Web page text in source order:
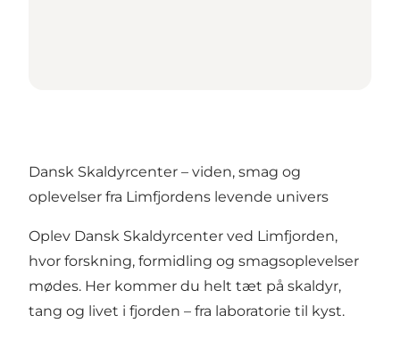
Dansk Skaldyrcenter – viden, smag og
oplevelser fra Limfjordens levende univers
Oplev Dansk Skaldyrcenter ved Limfjorden,
hvor forskning, formidling og smagsoplevelser
mødes. Her kommer du helt tæt på skaldyr,
tang og livet i fjorden – fra laboratorie til kyst.